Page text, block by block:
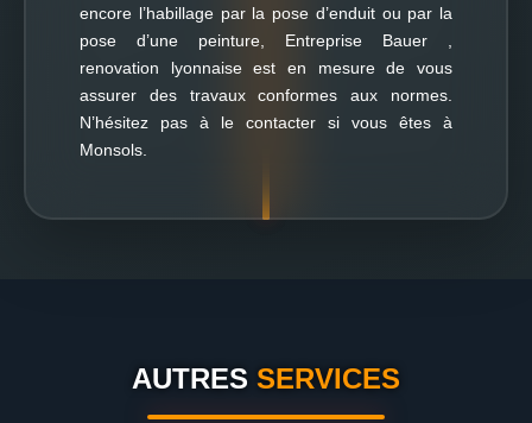
encore l’habillage par la pose d’enduit ou par la
pose d’une peinture, Entreprise Bauer ,
renovation lyonnaise est en mesure de vous
assurer des travaux conformes aux normes.
N’hésitez pas à le contacter si vous êtes à
Monsols.
AUTRES SERVICES